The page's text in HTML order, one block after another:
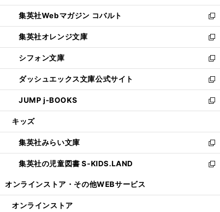
開
く
ウ
で
開
く
ン
ド
ウ
で
開
く
ウ
ィ
ン
ド
ウ
で
開
く
集英社Webマガジン コバルト
新
し
い
ウ
ィ
ン
ド
ウ
で
開
集英社オレンジ文庫
新
し
い
ウ
ィ
ン
ド
ウ
開
く
シフォン文庫
新
し
い
ウ
ィ
ン
ウ
で
開
く
ダッシュエックス文庫公式サイト
新
し
い
ウ
ン
ド
ウ
で
JUMP j-BOOKS
新
し
ウ
ィ
ン
ド
開
キッズ
集英社みらい文庫
新
し
い
ン
集英社の児童図書 S-KIDS.LAND
新
ウ
オンラインストア・ その他WEBサービス
オンラインストア